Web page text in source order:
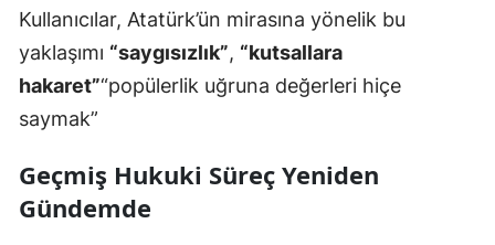
Kullanıcılar, Atatürk’ün mirasına yönelik bu
yaklaşımı “saygısızlık”, “kutsallara
hakaret”“popülerlik uğruna değerleri hiçe
saymak”
Geçmiş Hukuki Süreç Yeniden
Gündemde